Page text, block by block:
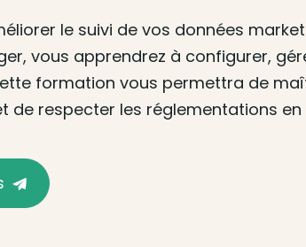
le suivi de vos données
vous apprendrez à configurer,
formation vous permettra de
de respecter les réglementations